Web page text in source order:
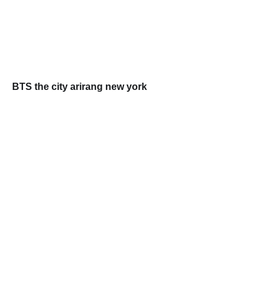
BTS the city arirang new york